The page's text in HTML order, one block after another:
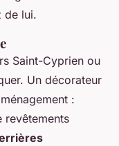
de lui.
Saint-Cyprien ou
Un décorateur
:
revêtements